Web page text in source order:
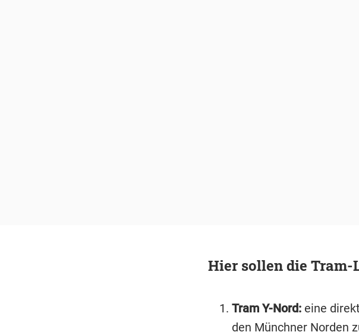
Hier sollen die
Tram Y-Nord:eine
den Münchner Norden